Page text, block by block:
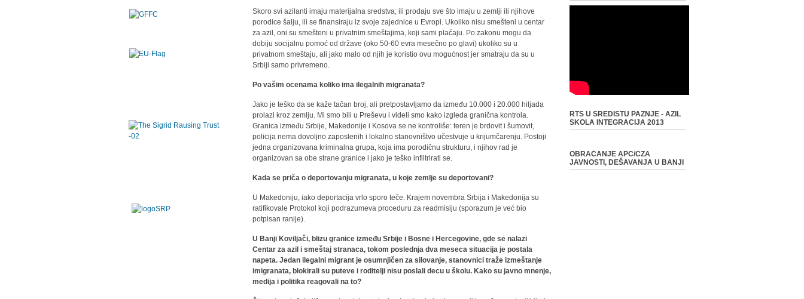
Skoro svi azilanti imaju materijalna sredstva; ili prodaju sve što imaju u zemlji ili njihove
porodice šalju, ili se finansiraju iz svoje zajednice u Evropi. Ukoliko nisu smešteni u centar
za azil, oni su smešteni u privatnim smeštajima, koji sami plaćaju. Po zakonu mogu da
dobiju socijalnu pomoć od države (oko 50-60 evra mesečno po glavi) ukoliko su u
privatnom smeštaju, ali jako malo od njih je koristio ovu mogućnost jer smatraju da su u
Srbiji samo privremeno.
Po vašim ocenama koliko ima ilegalnih migranata?
Jako je teško da se kaže tačan broj, ali pretpostavljamo da između 10.000 i 20.000 hiljada
prolazi kroz zemlju. Mi smo bili u Preševu i videli smo kako izgleda granična kontrola.
Granica između Srbije, Makedonije i Kosova se ne kontroliše: teren je brdovit i šumovit,
policija nema dovoljno zaposlenih i lokalno stanovništvo učestvuje u krijumčarenju. Postoji
jedna organizovana kriminalna grupa, koja ima porodičnu strukturu, i njihov rad je
organizovan sa obe strane granice i jako je teško infiltrirati se.
Kada se priča o deportovanju migranata, u koje zemlje su deportovani?
U Makedoniju, iako deportacija vrlo sporo teče. Krajem novembra Srbija i Makedonija su
ratifikovale Protokol koji podrazumeva proceduru za readmisiju (sporazum je već bio
potpisan ranije).
U Banji Koviljači, blizu granice između Srbije i Bosne i Hercegovine, gde se nalazi
Centar za azil i smeštaj stranaca, tokom poslednja dva meseca situacija je postala
napeta. Jedan ilegalni migrant je osumnjičen za silovanje, stanovnici traže izmeštanje
imigranata, blokirali su puteve i roditelji nisu poslali decu u školu. Kako su javno mnenje,
medija i politika reagovali na to?
RTS U SREDISTU PAZNJE - AZIL
SKOLA INTEGRACIJA 2013
OBRAĆANJE APC/CZA
JAVNOSTI, DEŠAVANJA U BANJI